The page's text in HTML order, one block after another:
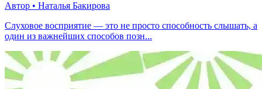
Автор • Наталья Бакирова
Слуховое восприятие — это не просто способность слышать, а
один из важнейших способов позн...